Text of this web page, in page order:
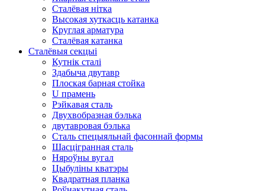
Сталёвая нітка
Высокая хуткасць катанка
Круглая арматура
Сталёвая катанка
Сталёвыя секцыі
Кутнік сталі
Здабыча двутавр
Плоская барная стойка
U прамень
Рэйкавая сталь
Двухвобразная бэлька
двутавровая бэлька
Сталь спецыяльнай фасоннай формы
Шасцігранная сталь
Няроўны вугал
Цыбуліны кватэры
Квадратная планка